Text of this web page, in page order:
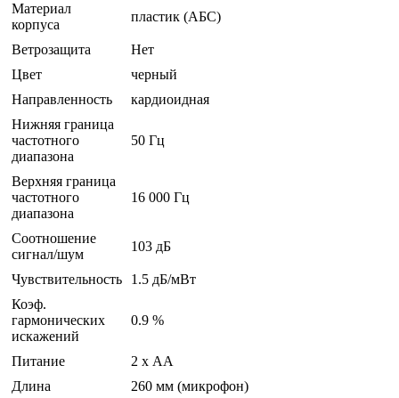
Материал
корпуса
пластик (АБС)
Ветрозащита
Нет
Цвет
черный
Направленность
кардиоидная
Нижняя граница
частотного
диапазона
50 Гц
Верхняя граница
частотного
диапазона
16 000 Гц
Соотношение
сигнал/шум
103 дБ
Чувствительность
1.5 дБ/мВт
Коэф.
гармонических
искажений
0.9 %
Питание
2 х АА
Длина
260 мм (микрофон)